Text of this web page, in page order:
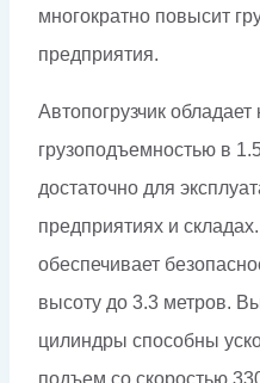
многократно повысит
предприятия.
Автопогрузчик
грузоподъемностью в
достаточно для
предприятиях и складах.
обеспечивает
высоту до 3.3 метров.
цилиндры способны
подъем со скоростью